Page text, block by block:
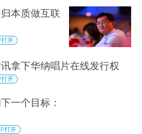
本质做互联
打开
讯拿下华纳唱片在线发行权
打开
一个目标：
打开